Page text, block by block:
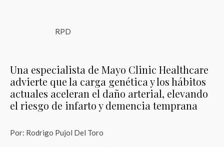
RPD
Una especialista de Mayo Clinic Healthcare
advierte que la carga genética y los hábitos
actuales aceleran el daño arterial, elevando
el riesgo de infarto y demencia temprana
Por: Rodrigo Pujol Del Toro